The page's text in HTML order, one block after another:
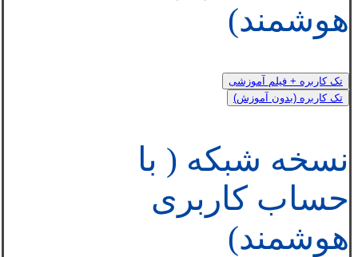
هوشمند)
تک کاربره + فیلم آموزشی
تک کاربره (بدون آموزش)
نسخه شبکه ( با
حساب کاربری
هوشمند)